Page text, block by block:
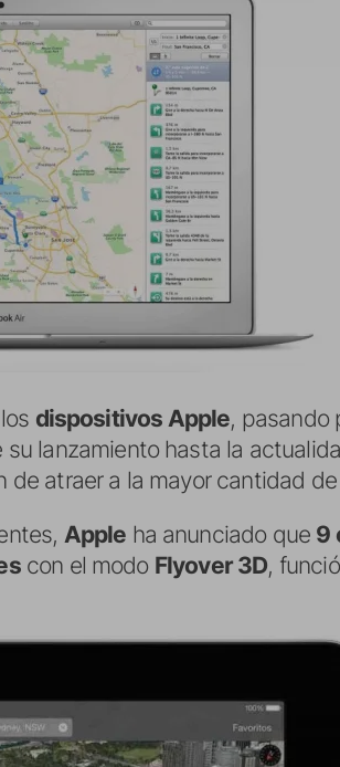
dispositivos Apple, pasando
lanzamiento hasta la
de atraer a la mayor cantidad de
Apple ha anunciado que 9
con el modo Flyover 3D,